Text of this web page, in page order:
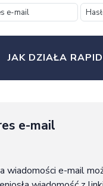
JAK DZIAŁA
e-mail
e-mail